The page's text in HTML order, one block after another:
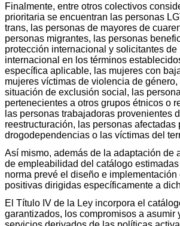
Finalmente, entre otros colectivos
prioritaria se encuentran las personas
trans, las personas de mayores de
personas migrantes, las personas
protección internacional y solicitantes de
internacional en los términos
específica aplicable, las mujeres con
mujeres víctimas de violencia de
situación de exclusión social, las
pertenecientes a otros grupos étnicos o
las personas trabajadoras provenientes
reestructuración, las personas afectadas
drogodependencias o las víctimas del
Así mismo, además de la adaptación de
de empleabilidad del catálogo
norma prevé el diseño e
positivas dirigidas específicamente a
El Título IV de la Ley incorpora el
garantizados, los compromisos a asumir